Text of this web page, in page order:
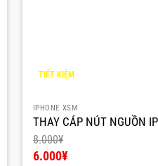
TIẾT KIỆM
IPHONE XSM
THAY CÁP NÚT NGUỒN
8.000¥
Giá
6.000¥